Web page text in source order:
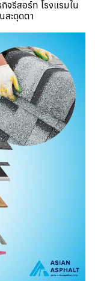
จรีสอร์ท โรงแรมใน
สะดุดตา